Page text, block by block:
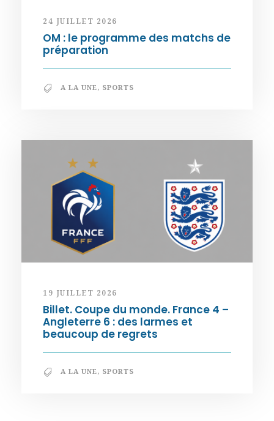
24 JUILLET 2026
OM : le programme des matchs de
préparation
A LA UNE, SPORTS
19 JUILLET 2026
Billet. Coupe du monde. France 4 –
Angleterre 6 : des larmes et
beaucoup de regrets
A LA UNE, SPORTS